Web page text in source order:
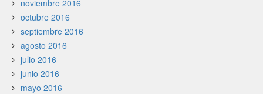
noviembre 2016
octubre 2016
septiembre 2016
agosto 2016
julio 2016
junio 2016
mayo 2016